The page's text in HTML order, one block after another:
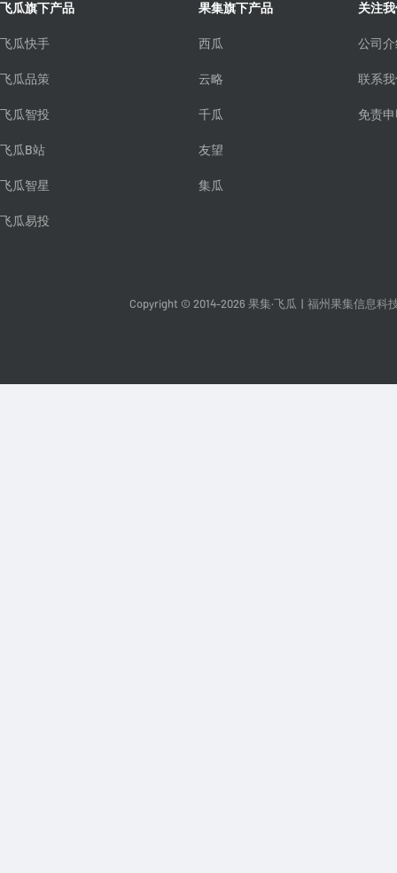
飞瓜旗下产品
飞瓜快手
飞瓜品策
飞瓜智投
飞瓜B站
飞瓜智星
飞瓜易投
果集旗下产品
西瓜
云略
千瓜
友望
集瓜
关注
公司
联系
免责
Copyright © 2014-2026 果集·飞瓜 福州果集信息科